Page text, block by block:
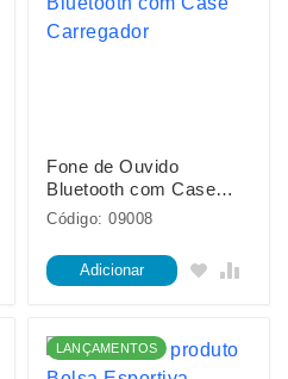
Fone de Ouvido
Bluetooth com Case
Carregador
Código: 09008
Adicionar
LANÇAMENTOS